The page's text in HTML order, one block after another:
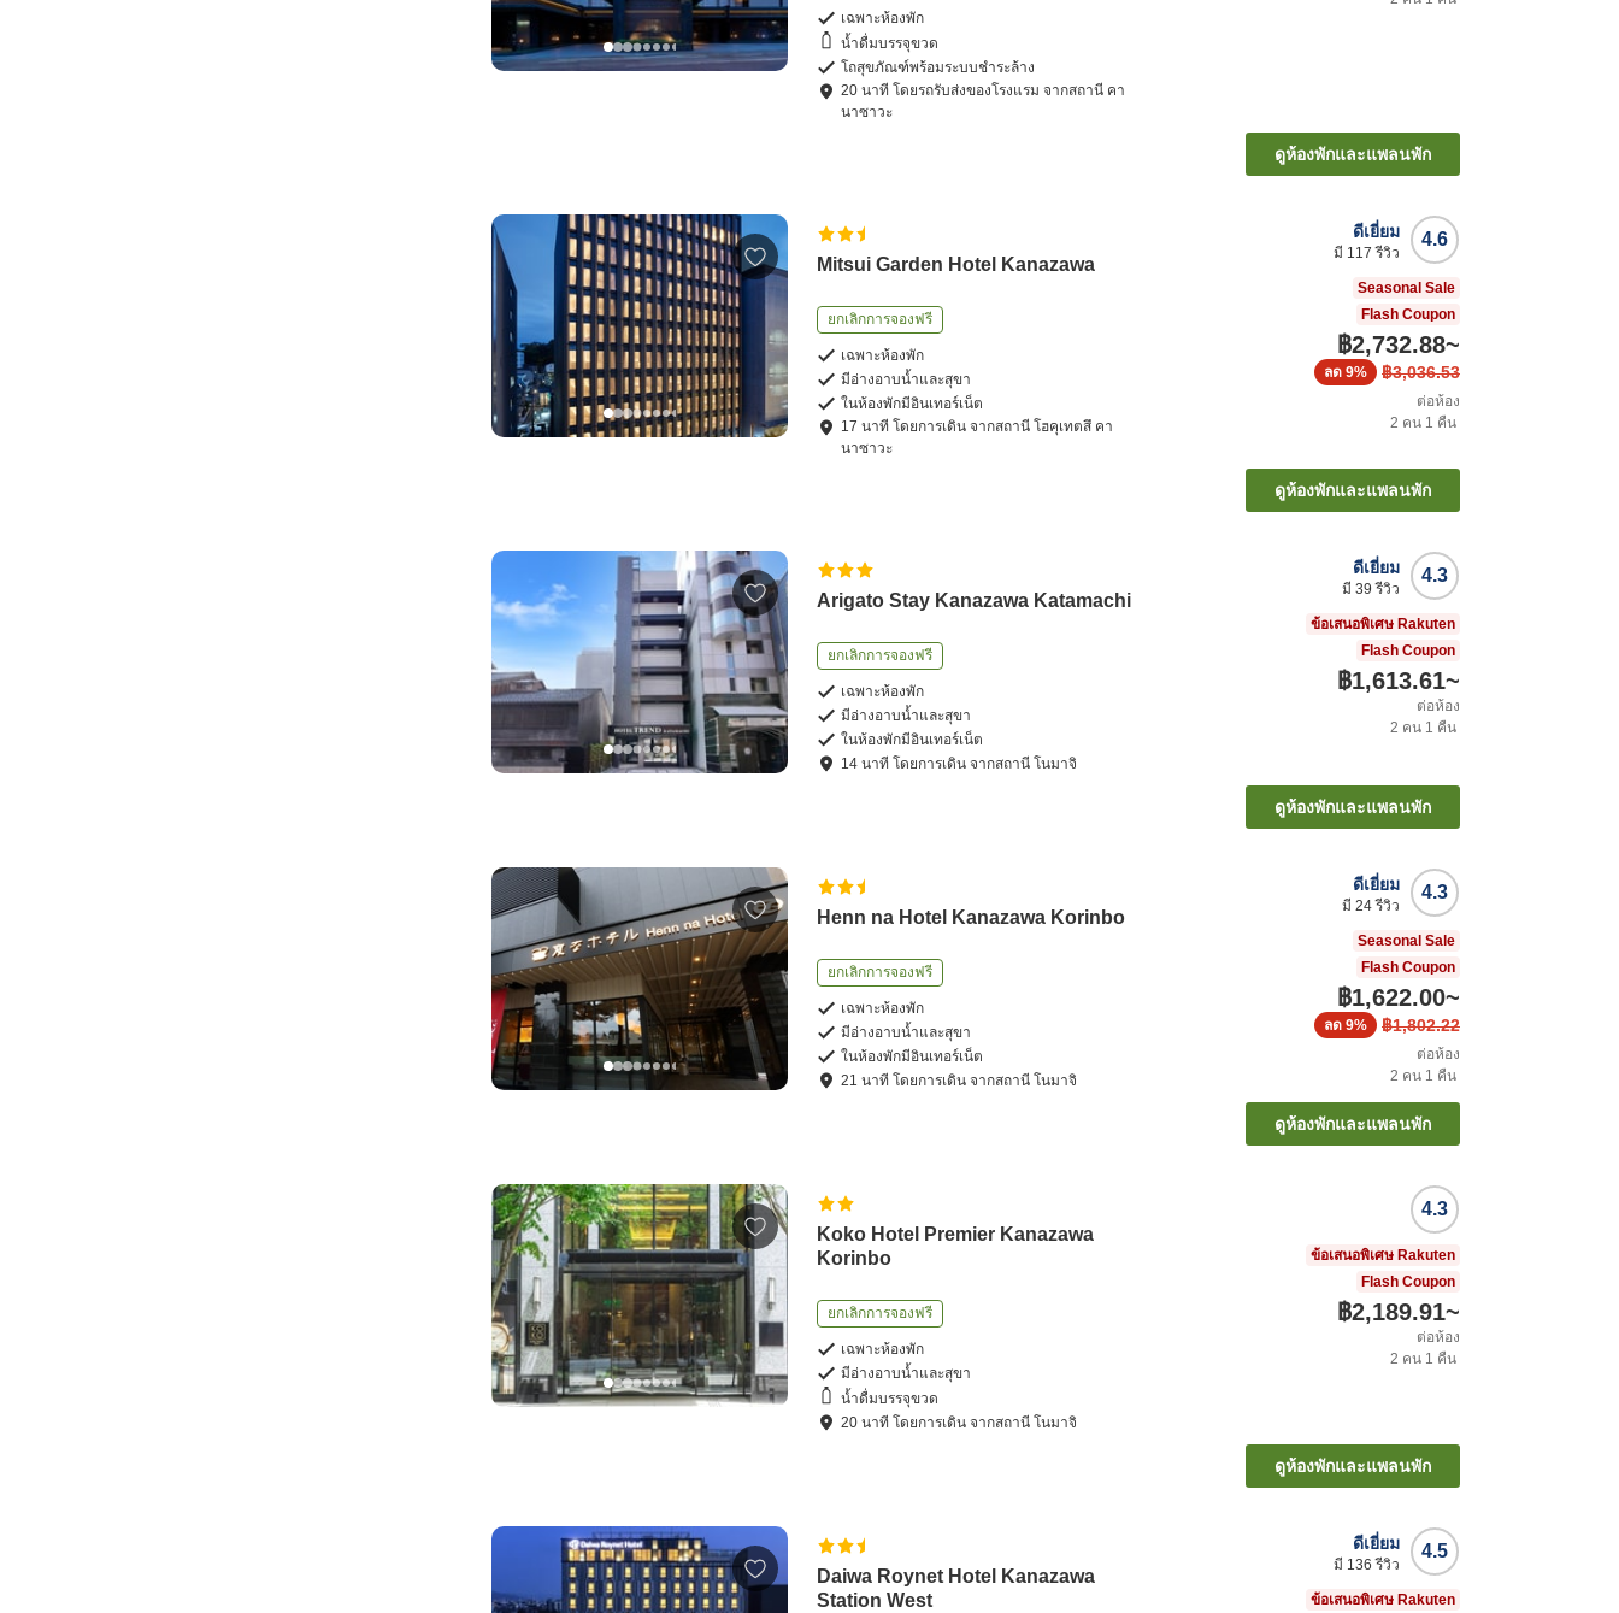
เฉพาะห้องพัก
น้ำดื่มบรรจุขวด
โถสุขภัณฑ์พร้อมระบบชำระล้าง
20 นาที โดยรถรับส่งของโรงแรม จากสถานี คา
นาซาวะ
ดูห้องพักและแพลนพัก
Mitsui Garden Hotel Kanazawa
ยกเลิกการจองฟรี
เฉพาะห้องพัก
มีอ่างอาบน้ำและสุขา
ในห้องพักมีอินเทอร์เน็ต
17 นาที โดยการเดิน จากสถานี โฮคุเทตสึ คา
นาซาวะ
4.6
ดีเยี่ยม
มี 117 รีวิว
Seasonal Sale
Flash Coupon
฿2,732.88~
฿3,036.53
ลด 9%
ต่อห้อง
2 คน 1 คืน
ดูห้องพักและแพลนพัก
Arigato Stay Kanazawa Katamachi
ยกเลิกการจองฟรี
เฉพาะห้องพัก
มีอ่างอาบน้ำและสุขา
ในห้องพักมีอินเทอร์เน็ต
14 นาที โดยการเดิน จากสถานี โนมาจิ
4.3
ดีเยี่ยม
มี 39 รีวิว
ข้อเสนอพิเศษ Rakuten
Flash Coupon
฿1,613.61~
ต่อห้อง
2 คน 1 คืน
ดูห้องพักและแพลนพัก
Henn na Hotel Kanazawa Korinbo
ยกเลิกการจองฟรี
เฉพาะห้องพัก
มีอ่างอาบน้ำและสุขา
ในห้องพักมีอินเทอร์เน็ต
21 นาที โดยการเดิน จากสถานี โนมาจิ
4.3
ดีเยี่ยม
มี 24รีวิว
Seasonal Sale
Flash Coupon
฿1,622.00~
฿1,802.22
ลด 9%
ต่อห้อง
2 คน 1 คืน
ดูห้องพักและแพลนพัก
Koko Hotel Premier Kanazawa
Korinbo
ยกเลิกการจองฟรี
เฉพาะห้องพัก
มีอ่างอาบน้ำและสุขา
น้ำดื่มบรรจุขวด
20 นาที โดยการเดิน จากสถานี โนมาจิ
4.3
ข้อเสนอพิเศษ Rakuten
Flash Coupon
฿2,189.91~
ต่อห้อง
2 คน 1 คืน
ดูห้องพักและแพลนพัก
Daiwa Roynet Hotel Kanazawa
Station West
4.5
ดีเยี่ยม
มี 136 รีวิว
ข้อเสนอพิเศษ Rakuten